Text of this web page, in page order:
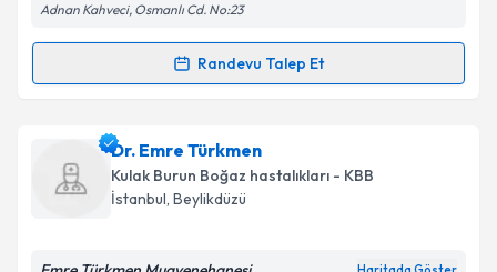
Adnan Kahveci, Osmanlı Cd. No:23
Randevu Talep Et
Randevu Takvimi Talebi
Op. Dr. Anwar Alashqariçin randevu takvimi talebi
oluşturun. Size bu uzmandan randevu almanız için bir
takvim hazırlandığında e-posta ile bilgilendireceğiz.
Dr. Emre Türkmen
Kulak Burun Boğaz hastalıkları - KBB
İstanbul, Beylikdüzü